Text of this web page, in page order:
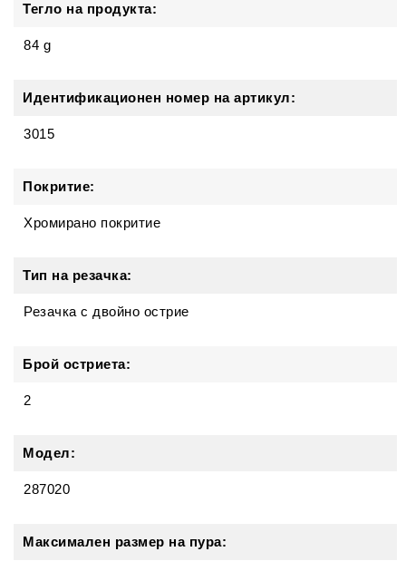
Тегло на продукта:
84 g
Идентификационен номер на артикул:
3015
Покритие:
Хромирано покритие
Тип на резачка:
Резачка с двойно острие
Брой остриета:
2
Модел:
287020
Максимален размер на пура: